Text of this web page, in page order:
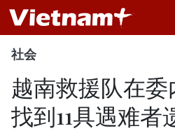
社会
越南救援队在
找到11具遇难者